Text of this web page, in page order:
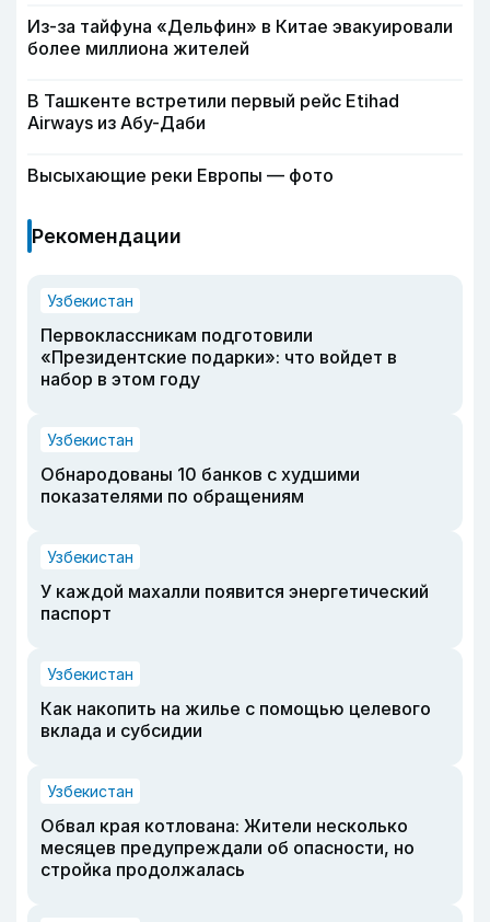
Из-за тайфуна «Дельфин» в Китае эвакуировали
более миллиона жителей
В Ташкенте встретили первый рейс Etihad
Airways из Абу-Даби
Высыхающие реки Европы — фото
Рекомендации
Узбекистан
Первоклассникам подготовили
«Президентские подарки»: что войдет в
набор в этом году
Узбекистан
Обнародованы 10 банков с худшими
показателями по обращениям
Узбекистан
У каждой махалли появится энергетический
паспорт
Узбекистан
Как накопить на жилье с помощью целевого
вклада и субсидии
Узбекистан
Обвал края котлована: Жители несколько
месяцев предупреждали об опасности, но
стройка продолжалась